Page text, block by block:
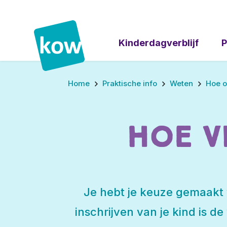
Kinderdagverblijf
Home Praktische info Weten Hoe
Hoe
Je hebt je keuze
inschrijven van je kind is